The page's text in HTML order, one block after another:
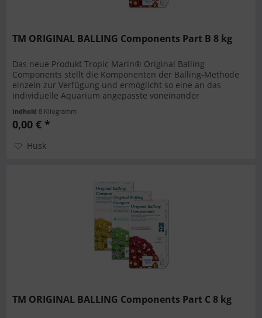
TM ORIGINAL BALLING Components Part B 8 kg
Das neue Produkt Tropic Marin® Original Balling
Components stellt die Komponenten der Balling-Methode
einzeln zur Verfügung und ermöglicht so eine an das
individuelle Aquarium angepasste voneinander
Indhold 8 Kilogramm
0,00 € *
Husk
TM ORIGINAL BALLING Components Part C 8 kg